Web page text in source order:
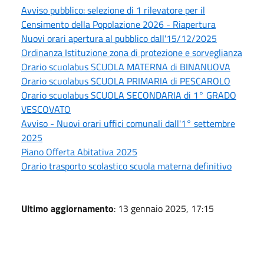
Avviso pubblico: selezione di 1 rilevatore per il
Censimento della Popolazione 2026 - Riapertura
Nuovi orari apertura al pubblico dall'15/12/2025
Ordinanza Istituzione zona di protezione e sorveglianza
Orario scuolabus SCUOLA MATERNA di BINANUOVA
Orario scuolabus SCUOLA PRIMARIA di PESCAROLO
Orario scuolabus SCUOLA SECONDARIA di 1° GRADO
VESCOVATO
Avviso - Nuovi orari uffici comunali dall'1° settembre
2025
Piano Offerta Abitativa 2025
Orario trasporto scolastico scuola materna definitivo
Ultimo aggiornamento: 13 gennaio 2025, 17:15